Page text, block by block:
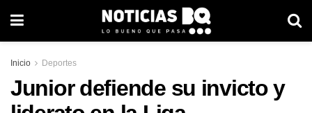
Inicio Deportes
Junior defiende su invicto y